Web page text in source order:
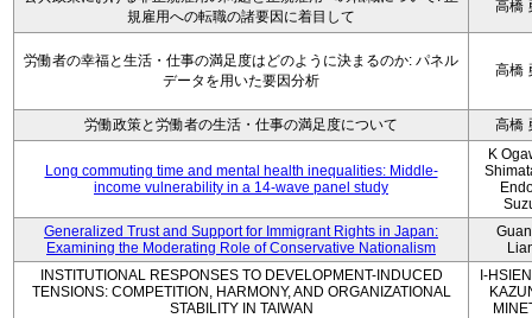
規雇用への転職の諸要因に着目して
高橋
労働者の幸福と生活・仕事の満足度はどのように決まるのか: パネル
データを用いた要因分析
高橋
労働政策と労働者の生活・仕事の満足度について 高橋
Long commuting time and mental health inequalities: Middle-
income vulnerability in a 14-wave panel study
K
Generalized Trust and Support for Immigrant Rights in Japan:
Examining the Moderating Role of Conservative Nationalism
INSTITUTIONAL RESPONSES TO DEVELOPMENT-INDUCED
TENSIONS: COMPETITION, HARMONY, AND ORGANIZATIONAL
STABILITY IN TAIWAN
I-